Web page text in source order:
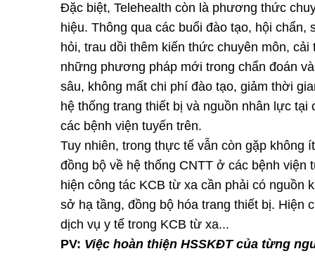
Đặc biệt, Telehealth còn là phương thức
hiệu. Thông qua các buổi đào tạo, hội
hỏi, trau dồi thêm kiến thức chuyên môn,
những phương pháp mới trong chẩn đoán
sâu, không mất chi phí đào tạo, giảm thời
hệ thống trang thiết bị và nguồn nhân lực
các bệnh viện tuyến trên.
Tuy nhiên, trong thực tế vẫn còn gặp không
đồng bộ về hệ thống CNTT ở các bệnh
hiện công tác KCB từ xa cần phải có
sở hạ tầng, đồng bộ hóa trang thiết bị. Hiện
dịch vụ y tế trong KCB từ xa...
PV: Việc hoàn thiện HSSKĐT của từng